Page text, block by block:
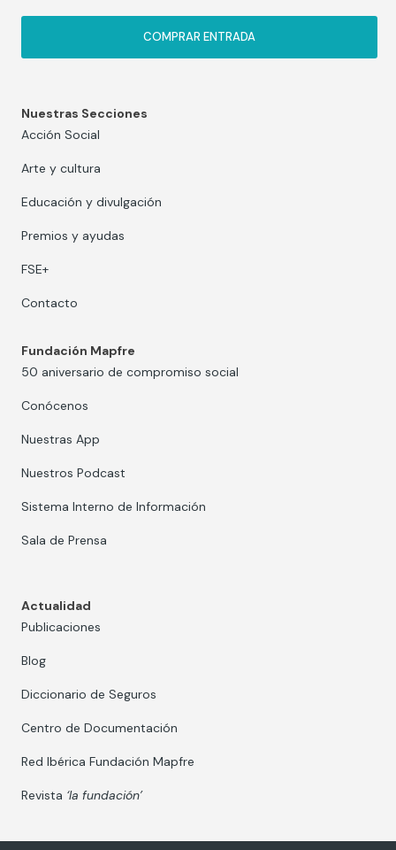
COMPRAR ENTRADA
Nuestras Secciones
Acción Social
Arte y cultura
Educación y divulgación
Premios y ayudas
FSE+
Contacto
Fundación Mapfre
50 aniversario de compromiso social
Conócenos
Nuestras App
Nuestros Podcast
Sistema Interno de Información
Sala de Prensa
Actualidad
Publicaciones
Blog
Diccionario de Seguros
Centro de Documentación
Red Ibérica Fundación Mapfre
Revista ‘la fundación’